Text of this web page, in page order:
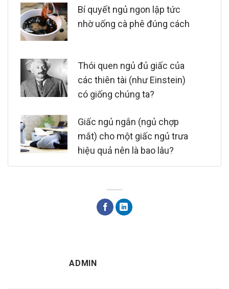
Bí quyết ngủ ngon lập tức
nhờ uống cà phê đúng cách
Thói quen ngủ đủ giấc của
các thiên tài (như Einstein)
có giống chúng ta?
Giấc ngủ ngắn (ngủ chợp
mắt) cho một giấc ngủ trưa
hiệu quả nên là bao lâu?
ADMIN